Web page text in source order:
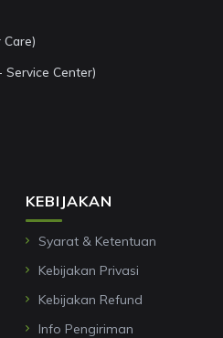
KEBIJAKAN
Syarat & Ketentuan
Kebijakan Privasi
Kebijakan Refund
Info Pengiriman
Center)